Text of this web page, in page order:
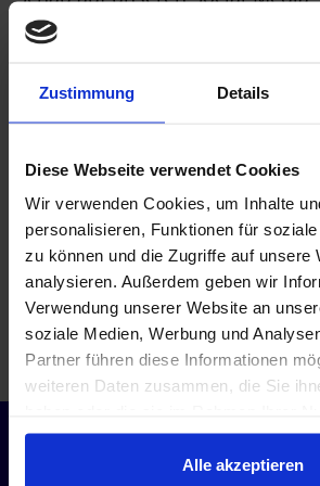
Zustimmung Details
Diese Webseite verwendet Cookies
Wir verwenden Cookies, um Inhalte
personalisieren, Funktionen für
zu können und die Zugriffe auf unsere
analysieren. Außerdem geben wir
Verwendung unserer Website an
soziale Medien, Werbung und
Partner führen diese Informationen
weiteren Daten zusammen, die Sie
gesammelt haben.
Alle akzeptieren
Kanälen
vorbei, für noch weitere
Wir freuen uns jetzt schon auf
Zurück zur
Übersicht
Jetzt persönlich